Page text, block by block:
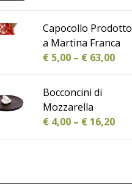
Capocollo Prodotto
a Martina Franca
€5,00– €63,00
Bocconcini di
Mozzarella
€4,00– €16,20